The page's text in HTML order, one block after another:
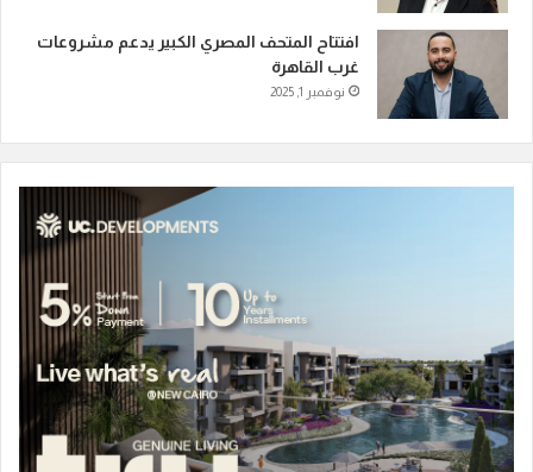
افتتاح المتحف المصري الكبير يدعم مشروعات
غرب القاهرة
نوفمبر 1, 2025